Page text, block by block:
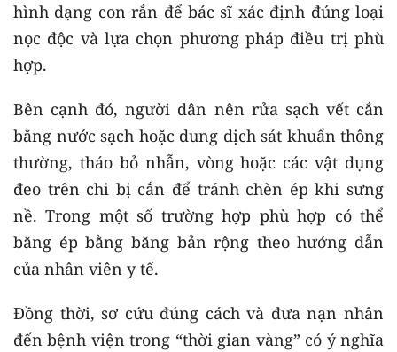
hình dạng con rắn để bác sĩ xác định đúng loại
nọc độc và lựa chọn phương pháp điều trị phù
hợp.
Bên cạnh đó, người dân nên rửa sạch vết cắn
bằng nước sạch hoặc dung dịch sát khuẩn thông
thường, tháo bỏ nhẫn, vòng hoặc các vật dụng
đeo trên chi bị cắn để tránh chèn ép khi sưng
nề. Trong một số trường hợp phù hợp có thể
băng ép bằng băng bản rộng theo hướng dẫn
của nhân viên y tế.
Đồng thời, sơ cứu đúng cách và đưa nạn nhân
đến bệnh viện trong “thời gian vàng” có ý nghĩa